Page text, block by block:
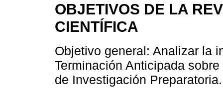
OBJETIVOS DE LA
CIENTÍFICA
Objetivo general: Analizar la
Terminación Anticipada
de Investigación Preparatoria.